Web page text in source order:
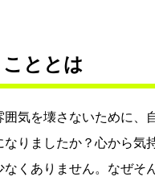
ととは
気を壊さないために、
りましたか？心から
くありません。なぜそ